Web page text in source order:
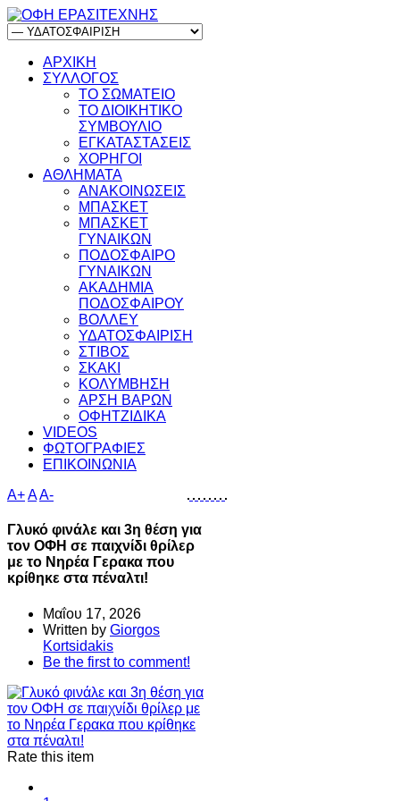
ΑΡΧΙΚΗ
ΣΥΛΛΟΓΟΣ
ΤΟ ΣΩΜΑΤΕΙΟ
ΤΟ ΔΙΟΙΚΗΤΙΚΟ
ΣΥΜΒΟΥΛΙΟ
ΕΓΚΑΤΑΣΤΑΣΕΙΣ
ΧΟΡΗΓΟΙ
ΑΘΛΗΜΑΤΑ
ΑΝΑΚΟΙΝΩΣΕΙΣ
ΜΠΑΣΚΕΤ
ΜΠΑΣΚΕΤ
ΓΥΝΑΙΚΩΝ
ΠΟΔΟΣΦΑΙΡΟ
ΓΥΝΑΙΚΩΝ
ΑΚΑΔΗΜΙΑ
ΠΟΔΟΣΦΑΙΡΟΥ
ΒΟΛΛΕΥ
ΥΔΑΤΟΣΦΑΙΡΙΣΗ
ΣΤΙΒΟΣ
ΣΚΑΚΙ
ΚΟΛΥΜΒΗΣΗ
ΑΡΣΗ ΒΑΡΩΝ
ΟΦΗΤΖΙΔΙΚΑ
VIDEOS
ΦΩΤΟΓΡΑΦΙΕΣ
ΕΠΙΚΟΙΝΩΝΙΑ
A+AA-
Γλυκό φινάλε και 3η θέση για
τον ΟΦΗ σε παιχνίδι θρίλερ
με το Νηρέα Γερακα που
κρίθηκε στα πέναλτι!
Μαΐου 17, 2026
Written by Giorgos
Kortsidakis
Be the first to comment!
Rate this item